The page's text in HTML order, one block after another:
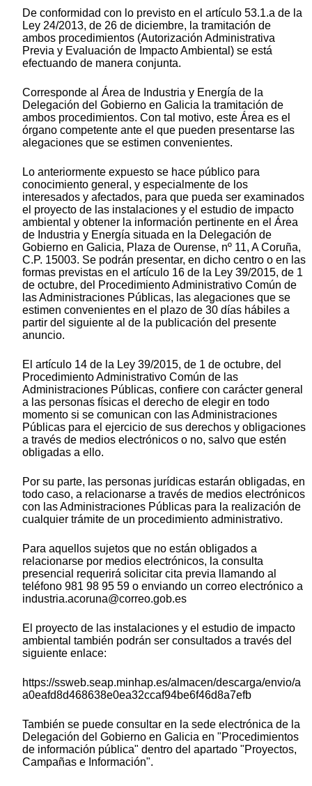
De conformidad con lo previsto en el artículo 53.1.a de la
Ley 24/2013, de 26 de diciembre, la tramitación de
ambos procedimientos (Autorización Administrativa
Previa y Evaluación de Impacto Ambiental) se está
efectuando de manera conjunta.
Corresponde al Área de Industria y Energía de la
Delegación del Gobierno en Galicia la tramitación de
ambos procedimientos. Con tal motivo, este Área es el
órgano competente ante el que pueden presentarse las
alegaciones que se estimen convenientes.
Lo anteriormente expuesto se hace público para
conocimiento general, y especialmente de los
interesados y afectados, para que pueda ser examinados
el proyecto de las instalaciones y el estudio de impacto
ambiental y obtener la información pertinente en el Área
de Industria y Energía situada en la Delegación de
Gobierno en Galicia, Plaza de Ourense, nº 11, A Coruña,
C.P. 15003. Se podrán presentar, en dicho centro o en las
formas previstas en el artículo 16 de la Ley 39/2015, de 1
de octubre, del Procedimiento Administrativo Común de
las Administraciones Públicas, las alegaciones que se
estimen convenientes en el plazo de 30 días hábiles a
partir del siguiente al de la publicación del presente
anuncio.
El artículo 14 de la Ley 39/2015, de 1 de octubre, del
Procedimiento Administrativo Común de las
Administraciones Públicas, confiere con carácter general
a las personas físicas el derecho de elegir en todo
momento si se comunican con las Administraciones
Públicas para el ejercicio de sus derechos y obligaciones
a través de medios electrónicos o no, salvo que estén
obligadas a ello.
Por su parte, las personas jurídicas estarán obligadas, en
todo caso, a relacionarse a través de medios electrónicos
con las Administraciones Públicas para la realización de
cualquier trámite de un procedimiento administrativo.
Para aquellos sujetos que no están obligados a
relacionarse por medios electrónicos, la consulta
presencial requerirá solicitar cita previa llamando al
teléfono 981 98 95 59 o enviando un correo electrónico a
industria.acoruna@correo.gob.es
El proyecto de las instalaciones y el estudio de impacto
ambiental también podrán ser consultados a través del
siguiente enlace:
https://ssweb.seap.minhap.es/almacen/descarga/envio/a
a0eafd8d468638e0ea32ccaf94be6f46d8a7efb
También se puede consultar en la sede electrónica de la
Delegación del Gobierno en Galicia en "Procedimientos
de información pública" dentro del apartado "Proyectos,
Campañas e Información".